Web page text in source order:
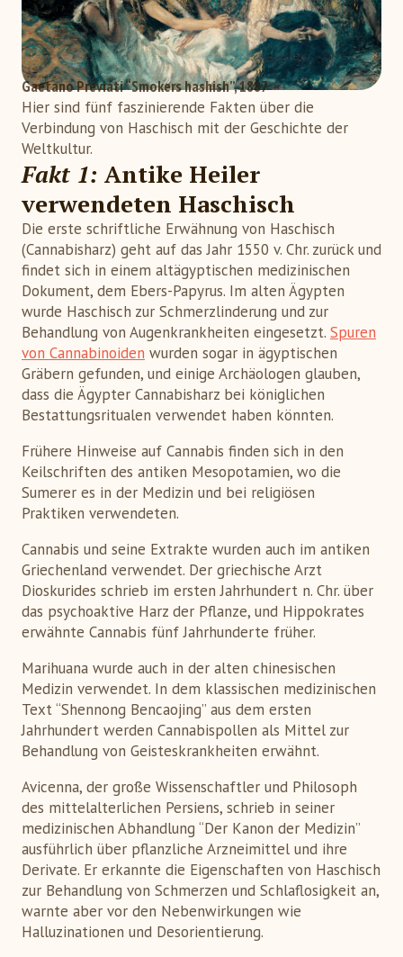
Gaetano Previati “Smokers hashish”, 1887
Hier sind fünf faszinierende Fakten über die
Verbindung von Haschisch mit der Geschichte der
Weltkultur.
Fakt 1: Antike Heiler
verwendeten Haschisch
Die erste schriftliche Erwähnung von Haschisch
(Cannabisharz) geht auf das Jahr 1550 v. Chr. zurück und
findet sich in einem altägyptischen medizinischen
Dokument, dem Ebers-Papyrus. Im alten Ägypten
wurde Haschisch zur Schmerzlinderung und zur
Behandlung von Augenkrankheiten eingesetzt. Spuren
von Cannabinoiden wurden sogar in ägyptischen
Gräbern gefunden, und einige Archäologen glauben,
dass die Ägypter Cannabisharz bei königlichen
Bestattungsritualen verwendet haben könnten.
Frühere Hinweise auf Cannabis finden sich in den
Keilschriften des antiken Mesopotamien, wo die
Sumerer es in der Medizin und bei religiösen
Praktiken verwendeten.
Cannabis und seine Extrakte wurden auch im antiken
Griechenland verwendet. Der griechische Arzt
Dioskurides schrieb im ersten Jahrhundert n. Chr. über
das psychoaktive Harz der Pflanze, und Hippokrates
erwähnte Cannabis fünf Jahrhunderte früher.
Marihuana wurde auch in der alten chinesischen
Medizin verwendet. In dem klassischen medizinischen
Text “Shennong Bencaojing” aus dem ersten
Jahrhundert werden Cannabispollen als Mittel zur
Behandlung von Geisteskrankheiten erwähnt.
Avicenna, der große Wissenschaftler und Philosoph
des mittelalterlichen Persiens, schrieb in seiner
medizinischen Abhandlung “Der Kanon der Medizin”
ausführlich über pflanzliche Arzneimittel und ihre
Derivate. Er erkannte die Eigenschaften von Haschisch
zur Behandlung von Schmerzen und Schlaflosigkeit an,
warnte aber vor den Nebenwirkungen wie
Halluzinationen und Desorientierung.